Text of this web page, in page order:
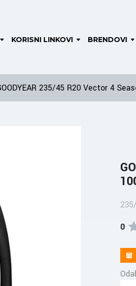
KORISNI LINKOVI BRENDOVI
235/45 R20 Vector 4
0